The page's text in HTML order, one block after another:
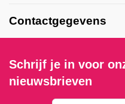
Contactgegevens
Schrijf je in voor
nieuwsbrieven